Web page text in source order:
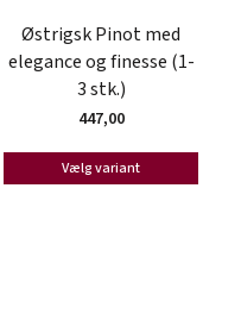
Østrigsk Pinot med
elegance og finesse (1-
3 stk.)
447,00
Vælg variant